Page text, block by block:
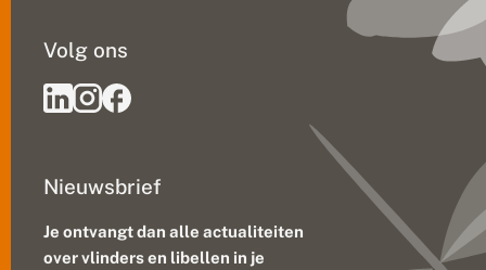
Nieuwsbrief
Je ontvangt dan alle actualiteiten
over vlinders en libellen in je
Volg ons